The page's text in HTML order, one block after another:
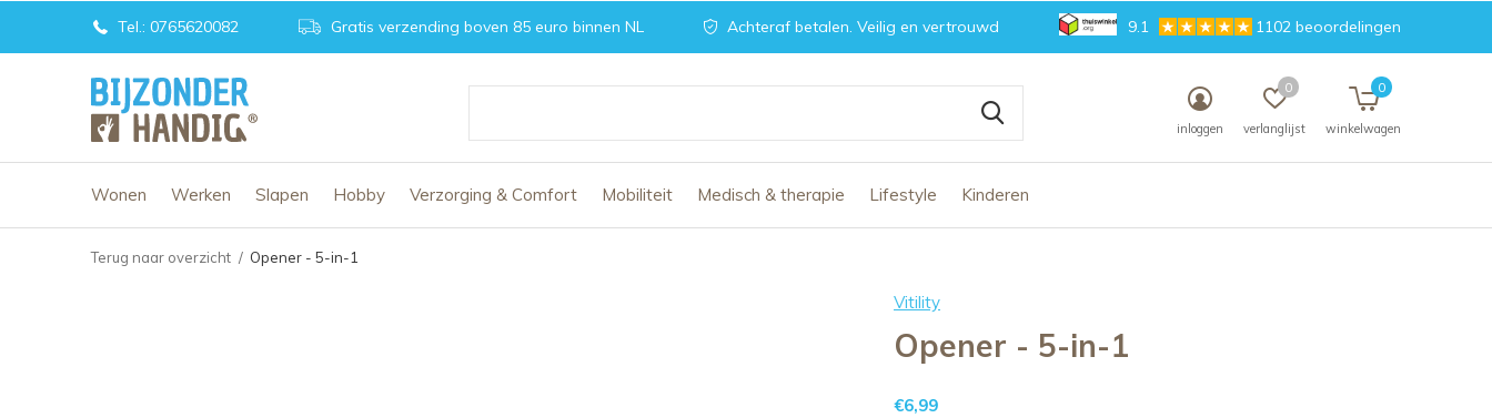
Wonen Werken Slapen Hobby Verzorging & Comfort Mobiliteit Medisch & therapie Lifestyle Kinderen
inloggen verlanglijst
0
winkelwagen
0
Tel.: 0765620082 Gratis verzending boven 85 euro binnen NL Achteraf betalen. Veilig en vertrouwd 9.1 1102 beoordelingen
Terug naar overzicht Opener - 5-in-1
Vitility
Opener - 5-in-1
€6,99